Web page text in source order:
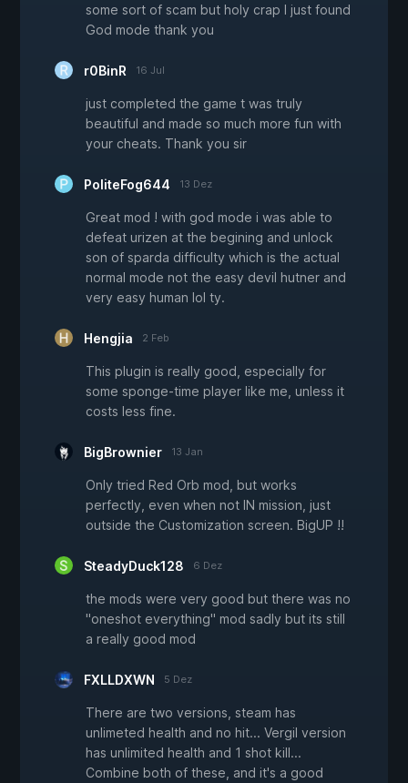
some sort of scam but holy crap I just found
God mode thank you
r0BinR 16 Jul
just completed the game t was truly
beautiful and made so much more fun with
your cheats. Thank you sir
PoliteFog644 13 Dez
Great mod ! with god mode i was able to
defeat urizen at the begining and unlock
son of sparda difficulty which is the actual
normal mode not the easy devil hutner and
very easy human lol ty.
Hengjia 2 Feb
This plugin is really good, especially for
some sponge-time player like me, unless it
costs less fine.
BigBrownier 13 Jan
Only tried Red Orb mod, but works
perfectly, even when not IN mission, just
outside the Customization screen. BigUP !!
SteadyDuck128 6 Dez
the mods were very good but there was no
"oneshot everything" mod sadly but its still
a really good mod
FXLLDXWN 5 Dez
There are two versions, steam has
unlimeted health and no hit... Vergil version
has unlimited health and 1 shot kill...
Combine both of these, and it's a good